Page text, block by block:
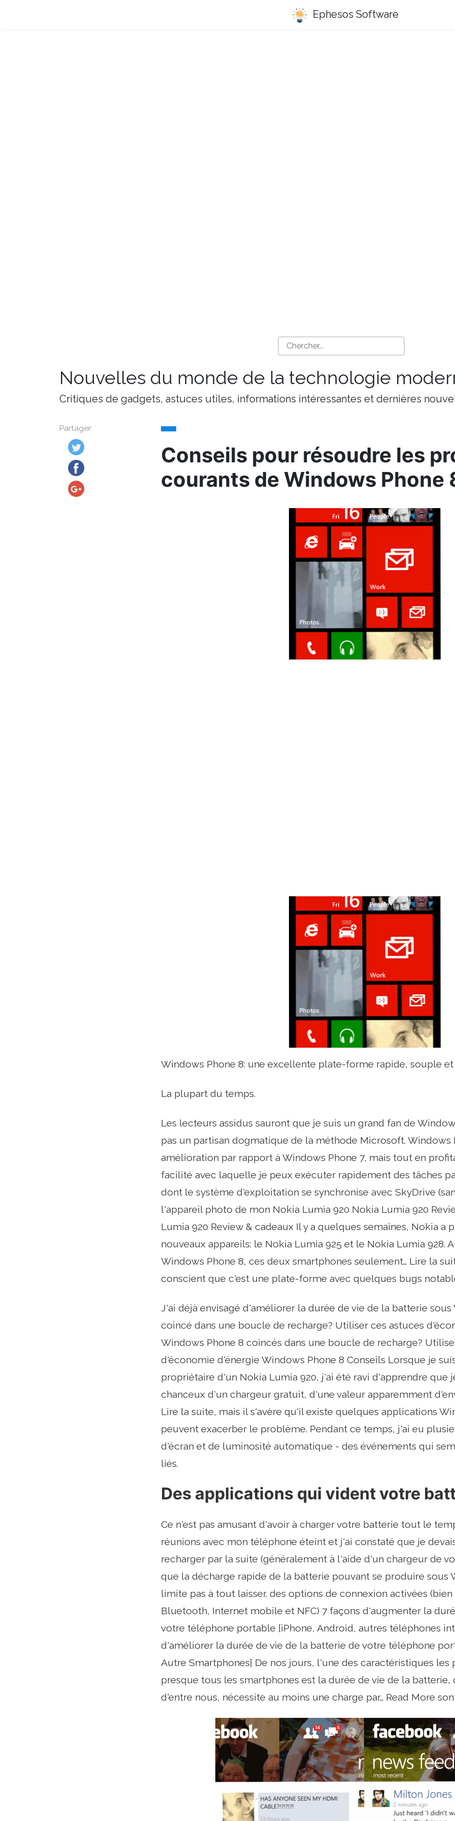
Ephesos Software
Nouvelles du monde de la technologie
Critiques de gadgets, astuces utiles, informations intéressantes et dernières
Partager:
Conseils pour résoudre les
courants de Windows Phone
Windows Phone 8: une excellente plate-forme rapide, souple et
La plupart du temps.
Les lecteurs assidus sauront que je suis un grand fan de
pas un partisan dogmatique de la méthode Microsoft. Windows
amélioration par rapport à Windows Phone 7, mais tout en
facilité avec laquelle je peux exécuter rapidement des tâches
dont le système d'exploitation se synchronise avec SkyDrive
l'appareil photo de mon Nokia Lumia 920 Nokia Lumia 920
Lumia 920 Review & cadeaux Il y a quelques semaines, Nokia a
nouveaux appareils: le Nokia Lumia 925 et le Nokia Lumia 928.
Windows Phone 8, ces deux smartphones seulement… Lire la
conscient que c'est une plate-forme avec quelques bugs
J'ai déjà envisagé d'améliorer la durée de vie de la batterie
coincé dans une boucle de recharge? Utiliser ces astuces
Windows Phone 8 coincés dans une boucle de recharge?
d'économie d'énergie Windows Phone 8 Conseils Lorsque je
propriétaire d'un Nokia Lumia 920, j'ai été ravi d'apprendre que
chanceux d'un chargeur gratuit, d'une valeur apparemment
Lire la suite, mais il s'avère qu'il existe quelques applications
peuvent exacerber le problème. Pendant ce temps, j'ai eu
d'écran et de luminosité automatique - des événements qui
liés.
Des applications qui vident votre
Ce n'est pas amusant d'avoir à charger votre batterie tout le
réunions avec mon téléphone éteint et j'ai constaté que je
recharger par la suite (généralement à l'aide d'un chargeur de
que la décharge rapide de la batterie pouvant se produire sous
limite pas à tout laisser. des options de connexion activées
Bluetooth, Internet mobile et NFC) 7 façons d'augmenter la
votre téléphone portable [iPhone, Android, autres téléphones
d'améliorer la durée de vie de la batterie de votre téléphone
Autre Smartphones] De nos jours, l'une des caractéristiques les
presque tous les smartphones est la durée de vie de la
d'entre nous, nécessite au moins une charge par… Read More